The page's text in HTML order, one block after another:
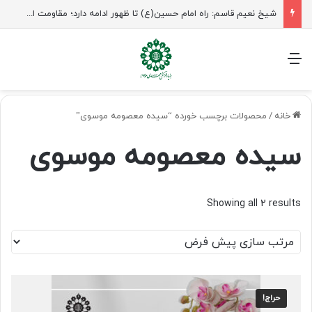
شیخ نعیم قاسم: راه امام حسین(ع) تا ظهور ادامه دارد؛ مقاومت از کربلا الهام می‌گیرد
منو
خانه / محصولات برچسب خورده “سیده معصومه موسوی”
سیده معصومه موسوی
Showing all 2 results
حراج!